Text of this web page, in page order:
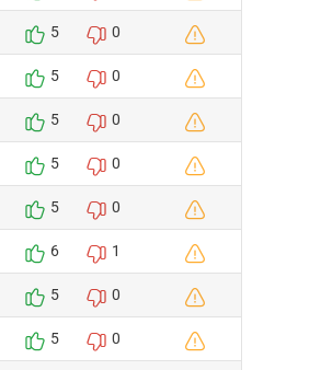
5 0
5 0
5 0
5 0
5 0
6 1
5 0
5 0